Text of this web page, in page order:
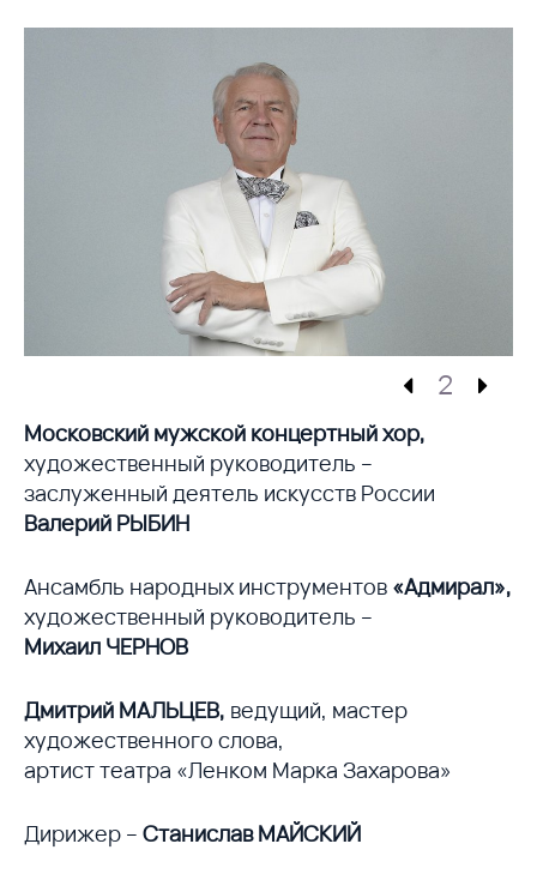
2
Московский мужской концертный хор,
художественный руководитель –
заслуженный деятель искусств России
Валерий РЫБИН
Ансамбль народных инструментов «Адмирал»,
художественный руководитель –
Михаил ЧЕРНОВ
Дмитрий МАЛЬЦЕВ, ведущий, мастер
художественного слова,
артист театра «Ленком Марка Захарова»
Дирижер – Станислав МАЙСКИЙ